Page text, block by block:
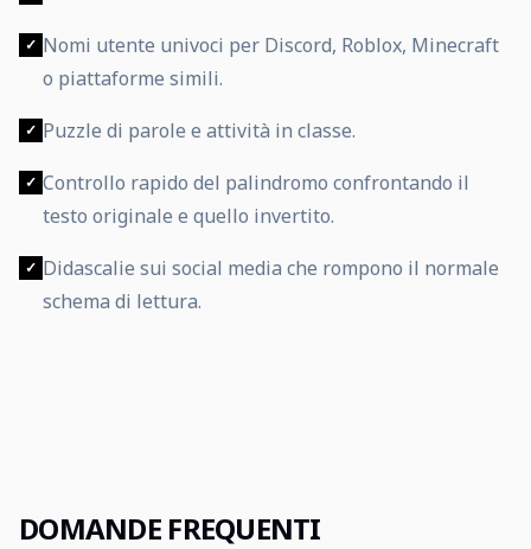
✓ Nomi utente univoci per Discord, Roblox, Minecraft
o piattaforme simili.
✓ Puzzle di parole e attività in classe.
✓ Controllo rapido del palindromo confrontando il
testo originale e quello invertito.
✓ Didascalie sui social media che rompono il normale
schema di lettura.
DOMANDE FREQUENTI